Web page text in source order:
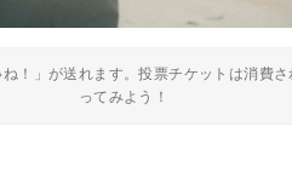
！」が送れます。投票チケットは消費
ってみよう！